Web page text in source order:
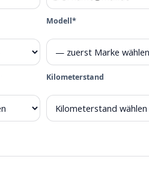
Modell*
Kilometerstand